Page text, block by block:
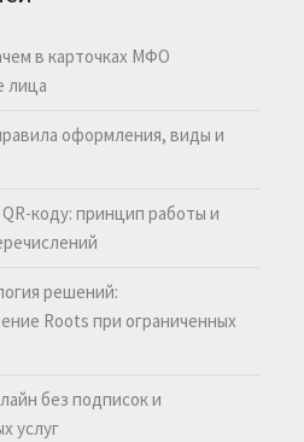
в карточках МФО
лица
оформления, виды и
коду: принцип работы и
решений:
Roots при ограниченных
без подписок и
услуг